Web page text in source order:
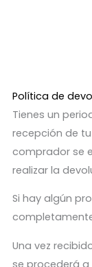
Política de
Tienes un
recepción de
comprador se
realizar la
Si hay algún
Una vez
se procederá